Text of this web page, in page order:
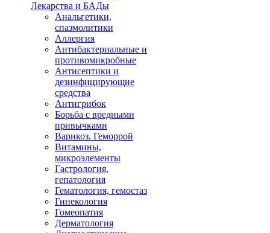
Лекарства и БАДы
Анальгетики,
спазмолитики
Аллергия
Антибактериальные и
противомикробные
Антисептики и
дезинфицирующие
средства
Антигрибок
Борьба с вредными
привычками
Варикоз. Геморрой
Витамины,
микроэлементы
Гастрология,
гепатология
Гематология, гемостаз
Гинекология
Гомеопатия
Дерматология